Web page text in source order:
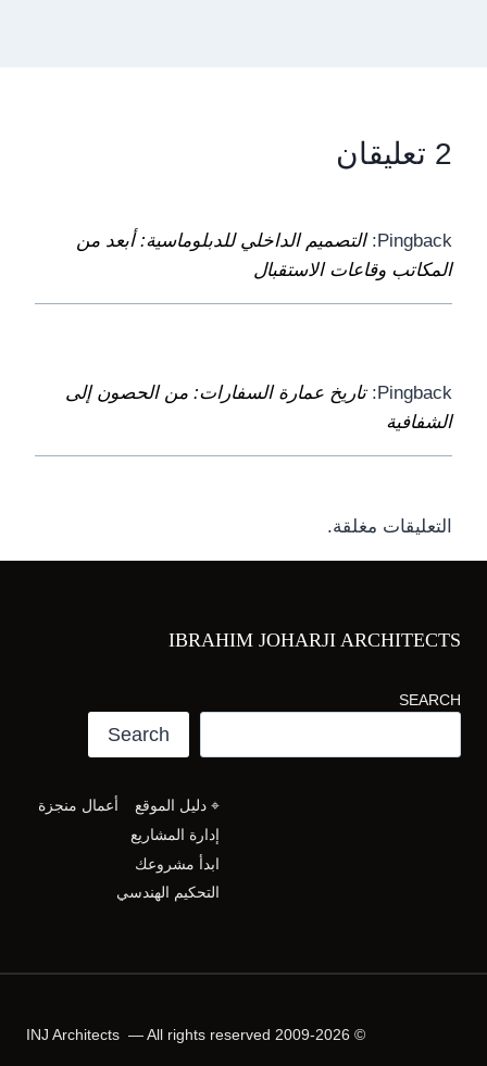
2 تعليقان
Pingback:
التصميم الداخلي للدبلوماسية: أبعد من
المكاتب وقاعات الاستقبال
Pingback:
تاريخ عمارة السفارات: من الحصون إلى
الشفافية
التعليقات مغلقة.
IBRAHIM JOHARJI ARCHITECTS
SEARCH
Search
⌖ دليل الموقع
أعمال منجزة
إدارة المشاريع
ابدأ مشروعك
التحكيم الهندسي
© 2009-2026 INJ Architects — All rights reserved